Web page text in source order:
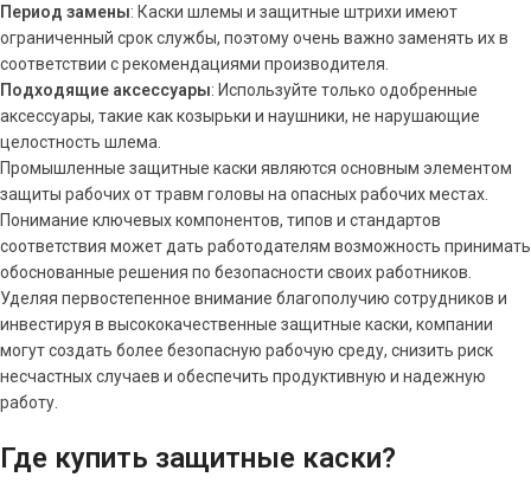
Период замены: Каски шлемы и защитные штрихи имеют
ограниченный срок службы, поэтому очень важно заменять их в
соответствии с рекомендациями производителя.
Подходящие аксессуары: Используйте только одобренные
аксессуары, такие как козырьки и наушники, не нарушающие
целостность шлема.
Промышленные защитные каски являются основным элементом
защиты рабочих от травм головы на опасных рабочих местах.
Понимание ключевых компонентов, типов и стандартов
соответствия может дать работодателям возможность принимать
обоснованные решения по безопасности своих работников.
Уделяя первостепенное внимание благополучию сотрудников и
инвестируя в высококачественные защитные каски, компании
могут создать более безопасную рабочую среду, снизить риск
несчастных случаев и обеспечить продуктивную и надежную
работу.
Где купить защитные каски?